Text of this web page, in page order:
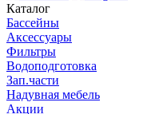
Каталог
Бассейны
Аксессуары
Фильтры
Водоподготовка
Зап.части
Надувная мебель
Акции